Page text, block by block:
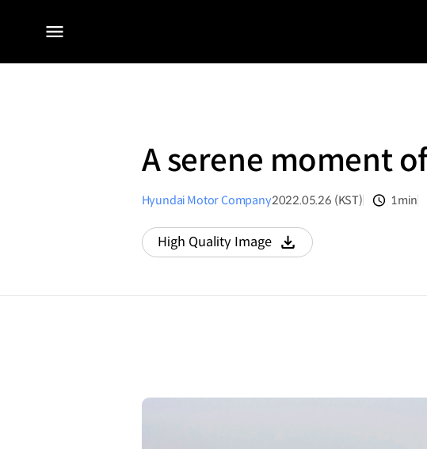
전체
A serene moment
Hyundai Motor Company2022.05.26 (KST) 1min
High Quality Image
다운로드